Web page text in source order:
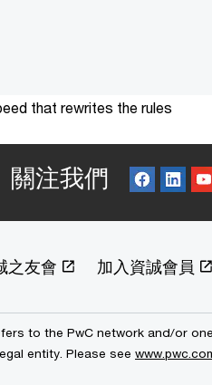
that rewrites the rules
關注我們
之友會 加入資誠會員
to the PwC network and/or
entity. Please see